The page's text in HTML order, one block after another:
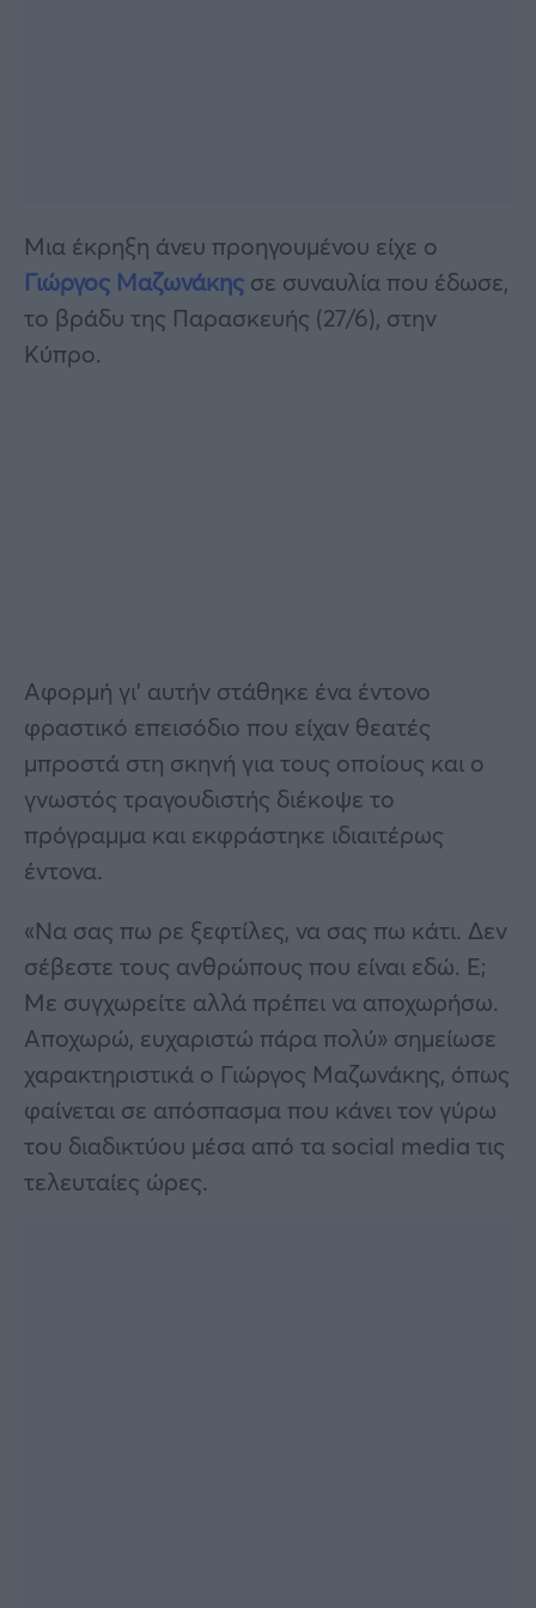
Μια έκρηξη άνευ προηγουμένου είχε ο
Γιώργος Μαζωνάκης σε συναυλία που έδωσε,
το βράδυ της Παρασκευής (27/6), στην
Κύπρο.
Αφορμή γι’ αυτήν στάθηκε ένα έντονο
φραστικό επεισόδιο που είχαν θεατές
μπροστά στη σκηνή για τους οποίους και ο
γνωστός τραγουδιστής διέκοψε το
πρόγραμμα και εκφράστηκε ιδιαιτέρως
έντονα.
«Να σας πω ρε ξεφτίλες, να σας πω κάτι. Δεν
σέβεστε τους ανθρώπους που είναι εδώ. Ε;
Με συγχωρείτε αλλά πρέπει να αποχωρήσω.
Αποχωρώ, ευχαριστώ πάρα πολύ» σημείωσε
χαρακτηριστικά ο Γιώργος Μαζωνάκης, όπως
φαίνεται σε απόσπασμα που κάνει τον γύρω
του διαδικτύου μέσα από τα social media τις
τελευταίες ώρες.